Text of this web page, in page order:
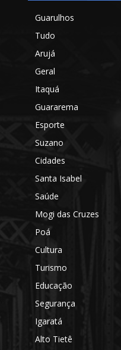
Guarulhos
Tudo
Arujá
Geral
Itaquá
Guararema
Esporte
Suzano
Cidades
Santa Isabel
Saúde
Mogi das Cruzes
Poá
Cultura
Turismo
Educação
Segurança
Igaratá
Alto Tietê